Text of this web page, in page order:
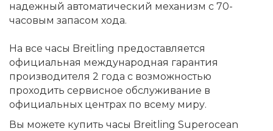
надежный автоматический механизм с 70-
часовым запасом хода.
На все часы Breitling предоставляется
официальная международная гарантия
производителя 2 года с возможностью
проходить сервисное обслуживание в
официальных центрах по всему миру.
Вы можете купить часы Breitling Superocean